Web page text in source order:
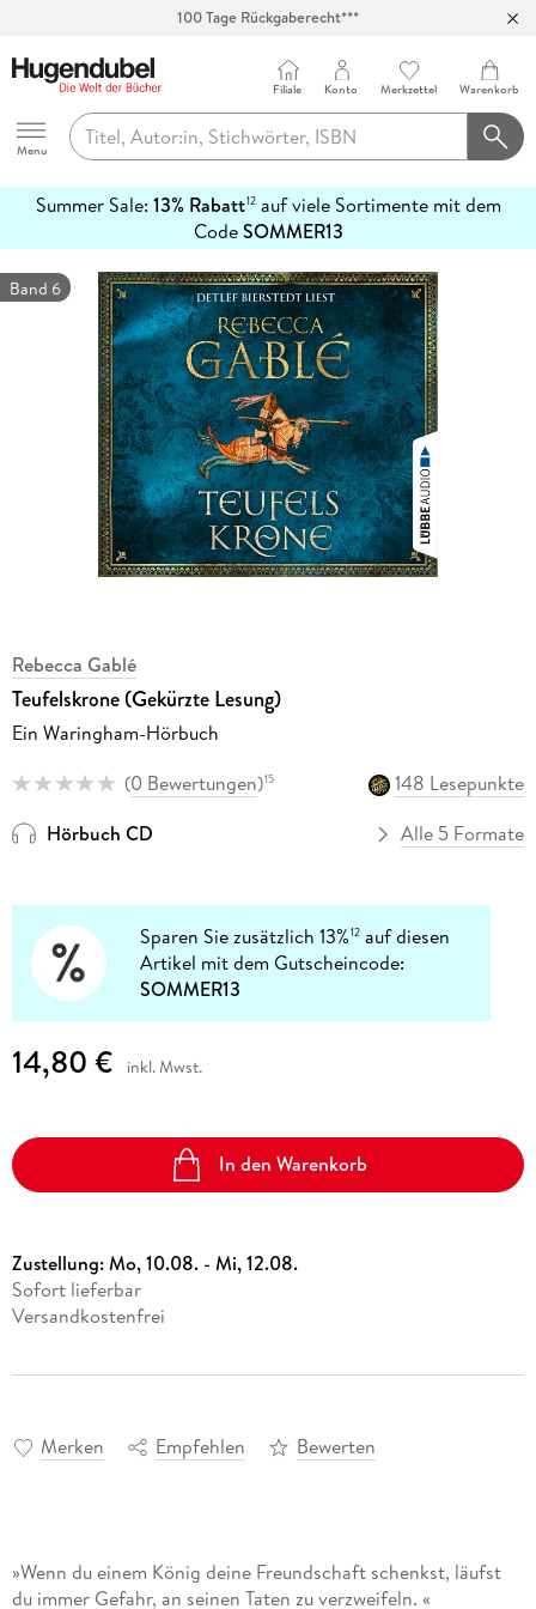
Abholung in über 100 Filialen
Hugendubel
Menu
Filiale Konto Merkzettel Warenkorb
Summer Sale: 13% Rabatt12auf viele Sortimente mit dem
CodeSOMMER13
erfahren
Band 6
Rebecca Gablé
Teufelskrone (Gekürzte Lesung)
Ein Waringham-Hörbuch
(0 Bewertungen)15
148 Lesepunkte
Hörbuch CD
Alle 5 Formate
Sparen Sie zusätzlich 13%12 auf diesen
Artikel mit dem Gutscheincode:
SOMMER13
14,80 € inkl. Mwst.
In den Warenkorb
Zustellung:Mo, 10.08. - Mi, 12.08.
Sofort lieferbar
Versandkostenfrei
Merken Empfehlen Bewerten
»Wenn du einem König deine Freundschaft schenkst, läufst
du immer Gefahr, an seinen Taten zu verzweifeln. «